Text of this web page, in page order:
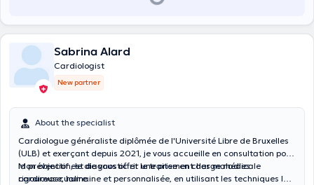
Sabrina Alard
Cardiologist
New partner
About the specialist
Cardiologue généraliste diplômée de l'Université Libre de Bruxelles
(ULB) et exerçant depuis 2021, je vous accueille en consultation pour
la prévention, le diagnostic et le traitement des maladies
cardiovascualire.
Mon objectif est de vous offrir une prise en charge médicale
rigoureuse, humaine et personnalisée, en utilisant les techniques les